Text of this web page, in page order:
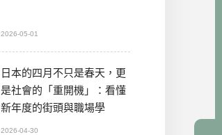
2026-05-01
日本的四月不只是春天，更
是社會的「重開機」：看懂
新年度的街頭與職場學
2026-04-30